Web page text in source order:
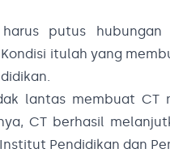
putus
itulah yang
lantas membuat
CT berhasil
Pendidikan dan